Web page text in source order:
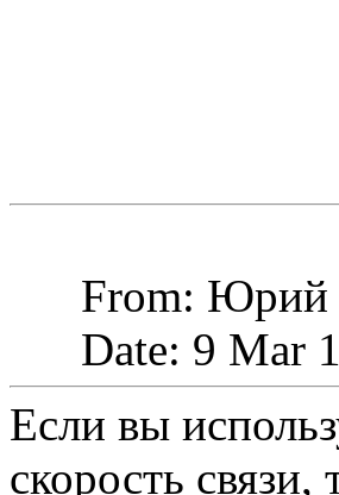
From: Юрий
Date: 9 Mar
Если вы
скорость